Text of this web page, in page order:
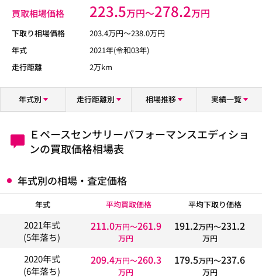
買取相場価格 223.5万円〜278.2万円
下取り相場価格 203.4万円〜238.0万円
年式
2021年(令和03年)
走行距離
2万km
年式別 走行距離別 相場推移 実績一覧
Ｅペースセンサリーパフォーマンスエディショ
ンの買取価格相場表
年式別の相場・査定価格
年式 平均買取価格 平均下取り価格
2021年式
(5年落ち)
211.0万円〜261.9
万円
191.2万円〜231.2
万円
2020年式
(6年落ち)
209.4万円〜260.3
万円
179.5万円〜237.6
万円